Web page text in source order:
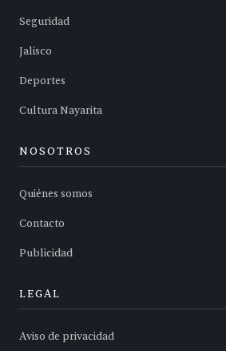
Seguridad
Jalisco
Deportes
Cultura Nayarita
NOSOTROS
Quiénes somos
Contacto
Publicidad
LEGAL
Aviso de privacidad